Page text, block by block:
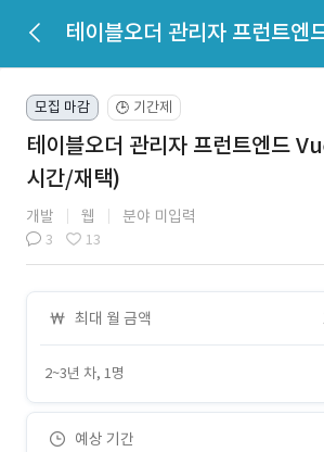
모집 마감 🕒 기간제
테이블오더 관리자 프런트엔드
시간/재택)
개발 웹 분야 미입력
3 13
최대 월 금액
2~3년 차, 1명
예상 기간